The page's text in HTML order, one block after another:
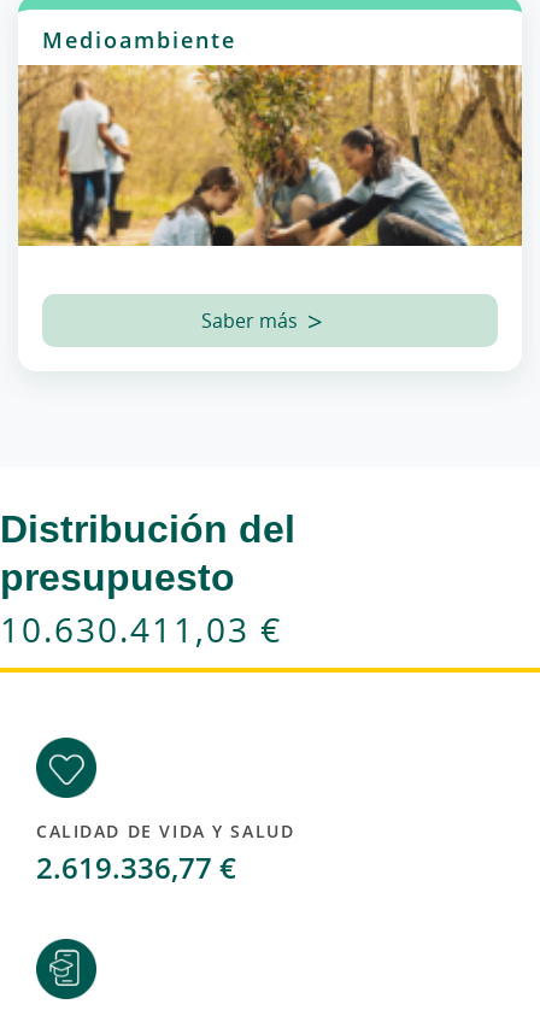
Medioambiente
Saber más
Distribución del
presupuesto
10.630.411,03 €
CALIDAD DE VIDA Y SALUD
2.619.336,77 €